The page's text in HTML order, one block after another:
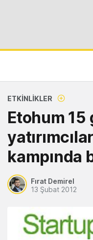
ETKINLIKLER
Etohum
kampında
Fırat Demirel
13 Şubat 2012